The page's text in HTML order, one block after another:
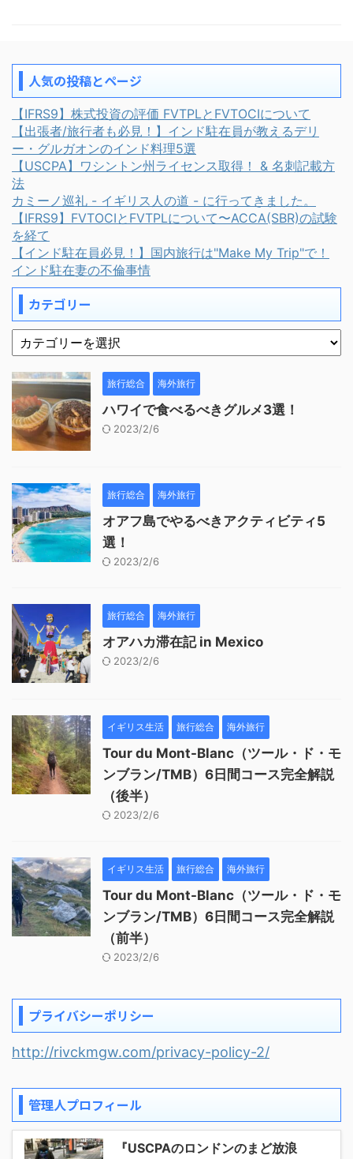
人気の投稿とページ
【IFRS9】株式投資の評価 FVTPLとFVTOCIについて
【出張者/旅行者も必見！】インド駐在員が教えるデリ
ー・グルガオンのインド料理5選
【USCPA】ワシントン州ライセンス取得！ & 名刺記載方
法
カミーノ巡礼 - イギリス人の道 - に行ってきました。
【IFRS9】FVTOCIとFVTPLについて〜ACCA(SBR)の試験
を経て
【インド駐在員必見！】国内旅行は"Make My Trip"で！
インド駐在妻の不倫事情
カテゴリー
旅行総合 海外旅行
ハワイで食べるべきグルメ3選！
2023/2/6
旅行総合 海外旅行
オアフ島でやるべきアクティビティ5
選！
2023/2/6
旅行総合 海外旅行
オアハカ滞在記 in Mexico
2023/2/6
イギリス生活 旅行総合 海外旅行
Tour du Mont-Blanc（ツール・ド・モ
ンブラン/TMB）6日間コース完全解説
（後半）
2023/2/6
イギリス生活 旅行総合 海外旅行
Tour du Mont-Blanc（ツール・ド・モ
ンブラン/TMB）6日間コース完全解説
（前半）
2023/2/6
プライバシーポリシー
http://rivckmgw.com/privacy-policy-2/
管理人プロフィール
『USCPAのロンドンのまど放浪